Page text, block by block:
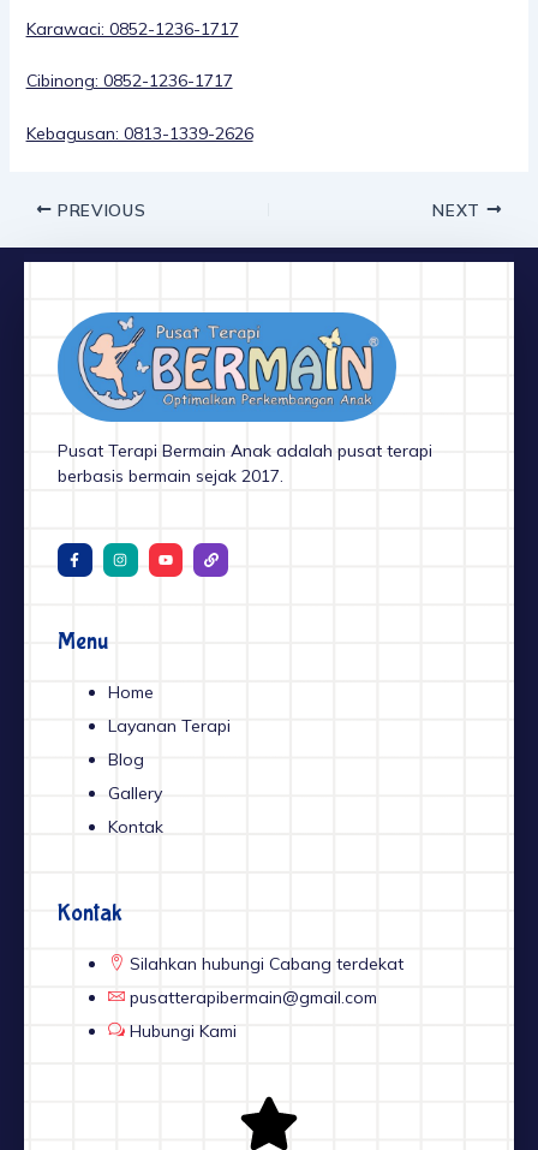
Karawaci: 0852-1236-1717
Cibinong: 0852-1236-1717
Kebagusan: 0813-1339-2626
PREVIOUS NEXT
Pusat Terapi Bermain Anak adalah pusat terapi
berbasis bermain sejak 2017.
F
a
c
o
k
I
n
s
Y
o
u
L
i
n
Menu
Home
Layanan Terapi
Blog
Gallery
Kontak
Kontak
Silahkan hubungi Cabang terdekat
pusatterapibermain@gmail.com
Hubungi Kami